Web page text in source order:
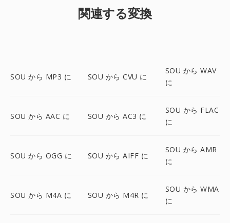
関連する変換
SOU から MP3 に SOU から CVU に
SOU から WAV
に
SOU から AAC に SOU から AC3 に
SOU から FLAC
に
SOU から OGG に SOU から AIFF に
SOU から AMR
に
SOU から M4A に SOU から M4R に
SOU から WMA
に